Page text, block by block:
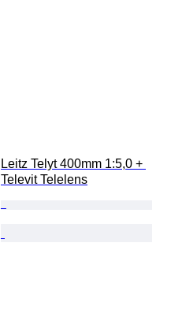
Leitz Telyt 400mm 1:5,0 +
Televit Telelens